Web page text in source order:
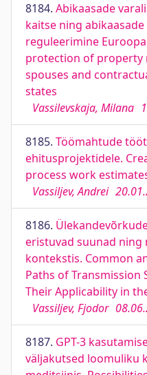
8184. Abikaasade
kaitse ning
reguleerimine
protection of property
spouses and
states
Vassilevskaja, Milana
8185. Töömahtude
ehitusprojektidele.
process work
Vassiljev, Andrei
8186.
eristuvad suunad ning
kontekstis. Common
Paths of Transmission
Their Applicability in
Vassiljev, Fjodor
8187. GPT-3
väljakutsed loomuliku